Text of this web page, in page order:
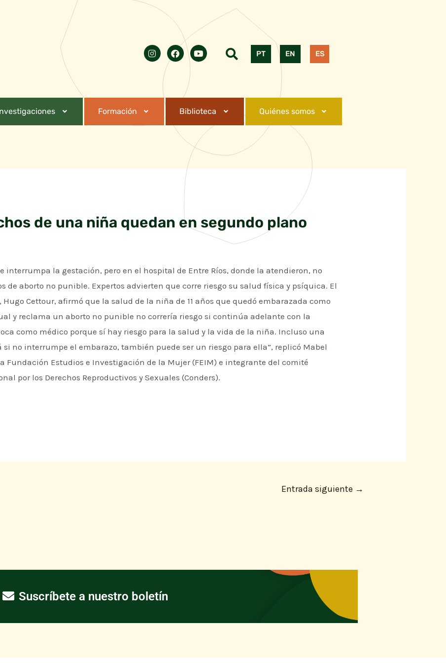
PT EN ES
Formación Biblioteca Quiénes somos
de una niña quedan en segundo plano
interrumpa la gestación, pero en el hospital de Entre Ríos, donde la atendieron, no
de aborto no punible. Expertos advierten que corre riesgo su salud física y psíquica. El
Cettour, afirmó que la salud de la niña de 11 años que quedó embarazada como
y reclama un aborto no punible no correría riesgo si continúa adelante con la
como médico porque sí hay riesgo para la salud y la vida de la niña. Incluso una
si no interrumpe el embarazo, también puede ser un riesgo para ella”, replicó Mabel
Fundación Estudios e Investigación de la Mujer (FEIM) e integrante del comité
por los Derechos Reproductivos y Sexuales (Conders).
Entrada siguiente →
Suscríbete a nuestro boletín